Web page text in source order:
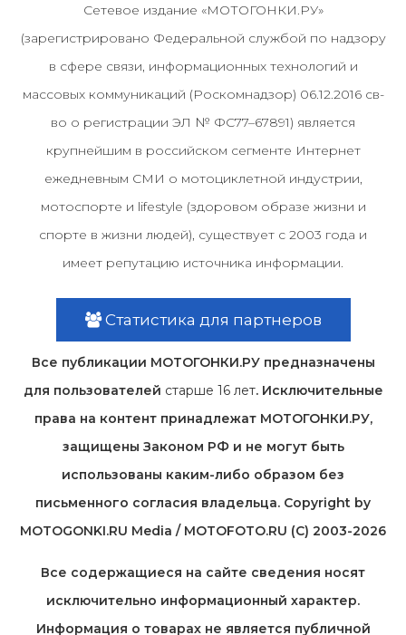
Сетевое издание «МОТОГОНКИ.РУ»
(зарегистрировано Федеральной службой по надзору
в сфере связи, информационных технологий и
массовых коммуникаций (Роскомнадзор) 06.12.2016 св-
во о регистрации ЭЛ № ФС77–67891) является
крупнейшим в российском сегменте Интернет
ежедневным СМИ о мотоциклетной индустрии,
мотоспорте и lifestyle (здоровом образе жизни и
спорте в жизни людей), существует с 2003 года и
имеет репутацию источника информации.
Статистика для партнеров
Все публикации МОТОГОНКИ.РУ предназначены
для пользователей старше 16 лет. Исключительные
права на контент принадлежат МОТОГОНКИ.РУ,
защищены Законом РФ и не могут быть
использованы каким-либо образом без
письменного согласия владельца. Copyright by
MOTOGONKI.RU Media / MOTOFOTO.RU (C) 2003-2026
Все содержащиеся на cайте сведения носят
исключительно информационный характер.
Информация о товарах не является публичной